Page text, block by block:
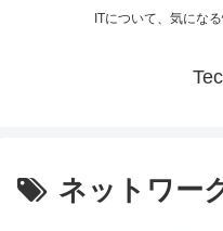
ITについて、気にな
ネットワー